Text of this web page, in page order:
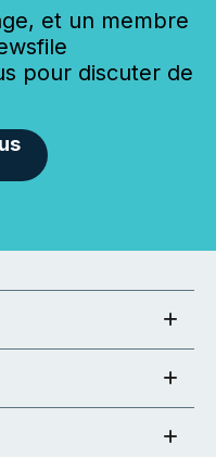
et un membre
pour discuter de